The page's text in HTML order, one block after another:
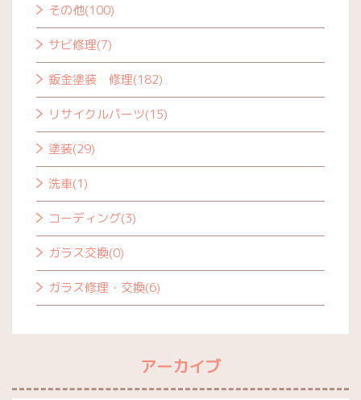
その他(100)
サビ修理(7)
鈑金塗装 修理(182)
リサイクルパーツ(15)
塗装(29)
洗車(1)
コーディング(3)
ガラス交換(0)
ガラス修理・交換(6)
アーカイブ